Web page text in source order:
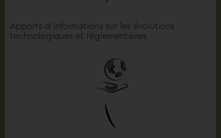
Apports d’informations sur les évolutions
technologiques et réglementaires